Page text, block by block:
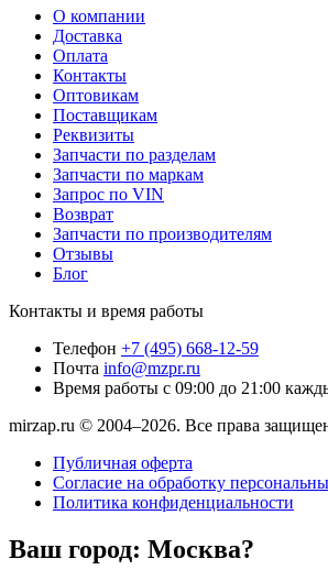
О компании
Доставка
Оплата
Контакты
Оптовикам
Поставщикам
Реквизиты
Запчасти по разделам
Запчасти по маркам
Запрос по VIN
Возврат
Запчасти по производителям
Отзывы
Блог
Контакты и время работы
Телефон +7 (495) 668-12-59
Почта info@mzpr.ru
Время работы с 09:00 до 21:00
mirzap.ru © 2004–2026. Все права
Публичная оферта
Согласие на обработку
Политика конфиденциальности
Ваш город: Москва?